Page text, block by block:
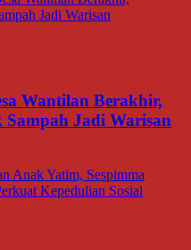
Wantilan Berakhir,
Jadi Warisan